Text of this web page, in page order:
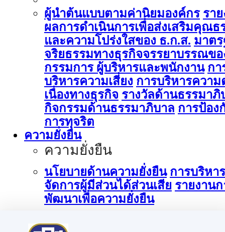
ผู้นำต้นแบบตามค่านิยมองค์กร รา
ผลการดำเนินการเพื่อส่งเสริมคุณธ
และความโปร่งใสของ ธ.ก.ส. มาต
จริยธรรมทางธุรกิจจรรยาบรรณขอ
กรรมการ ผู้บริหารและพนักงาน กา
บริหารความเสี่ยง การบริหารความ
เนื่องทางธุรกิจ รางวัลด้านธรรมาภิ
กิจกรรมด้านธรรมาภิบาล การป้อง
การทุจริต
ความยั่งยืน
ความยั่งยืน
นโยบายด้านความยั่งยืน การบริหาร
จัดการผู้มีส่วนได้ส่วนเสีย รายงานก
พัฒนาเพื่อความยั่งยืน
การบริหารจัดการด้านนวัตกรรม